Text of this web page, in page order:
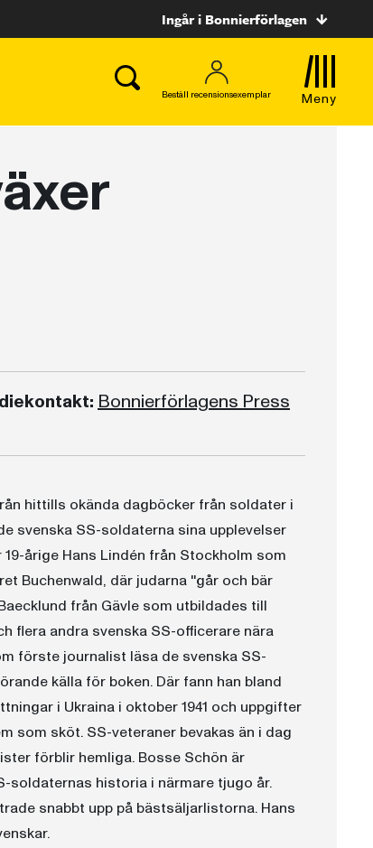
Ingår i Bonnierförlagen
Beställ recensionsexemplar Meny
Bonnierförlagens Press
hittills okända dagböcker från soldater i
svenska SS-soldaterna sina upplevelser
årige Hans Lindén från Stockholm som
Buchenwald, där judarna ''går och bär
från Gävle som utbildades till
flera andra svenska SS-officerare nära
förste journalist läsa de svenska SS-
källa för boken. Där fann han bland
i Ukraina i oktober 1941 och uppgifter
som sköt. SS-veteraner bevakas än i dag
förblir hemliga. Bosse Schön är
soldaternas historia i närmare tjugo år.
snabbt upp på bästsäljarlistorna. Hans